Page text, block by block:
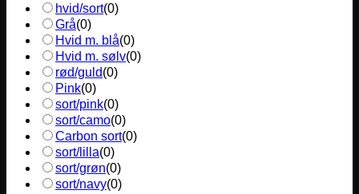
hvid/sort(0)
Grå(0)
Hvid m. blå(0)
Hvid m. sølv(0)
rød/guld(0)
Pink(0)
sort/pink(0)
sort/camo(0)
Carbon sort(0)
sort/lilla(0)
sort/grøn(0)
sort/navy(0)